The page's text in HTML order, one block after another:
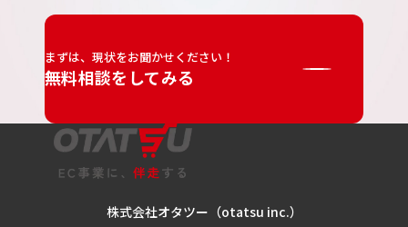
まずは、現状をお聞かせください！
無料相談をしてみる
株式会社オタツー（otatsu inc.）